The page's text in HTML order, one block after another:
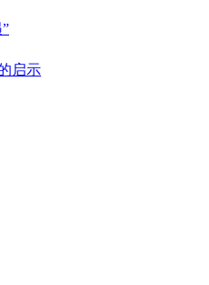
启示